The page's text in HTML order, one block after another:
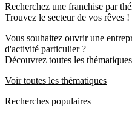
Recherchez une franchise par
Trouvez le secteur de vos rêves !
Vous souhaitez ouvrir une
d'activité particulier ?
Découvrez toutes les
Voir toutes les thématiques
Recherches populaires